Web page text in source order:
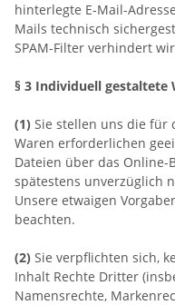
hinterlegte E-Mail-
Mails technisch
SPAM-Filter verhindert
§ 3 Individuell gestaltete
(1) Sie stellen uns die für
Waren erforderlichen
Dateien über das Online-
spätestens unverzüglich
Unsere etwaigen
beachten.
(2) Sie verpflichten sich,
Inhalt Rechte Dritter
Namensrechte,